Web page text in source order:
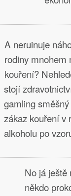
A neruinuje
rodiny mnohem
kouření?
stojí
gamling
zákaz kouření v
alkoholu po
No já ještě
někdo